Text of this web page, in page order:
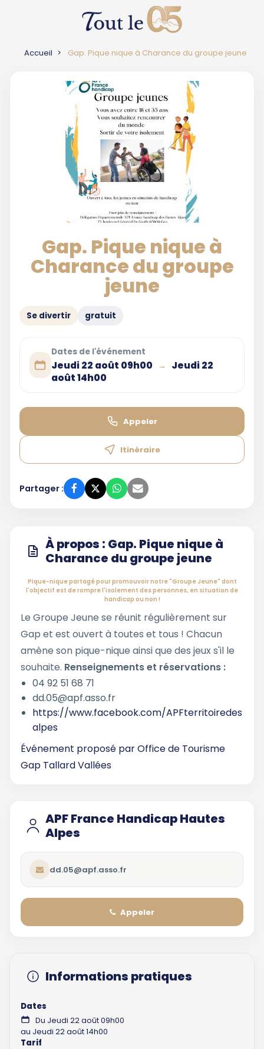
Accueil Gap. Pique nique à Charance du groupe jeune
Gap. Pique nique à
Charance du groupe
jeune
Se divertir gratuit
Dates de l'événement
Jeudi 22 août 09h00 →
Jeudi 22
août 14h00
Appeler
Itinéraire
Partager :
À propos : Gap. Pique nique à
Charance du groupe jeune
Pique-nique partagé pour promouvoir notre "Groupe Jeune" dont
l'objectif est de rompre l'isolement des personnes, en situation de
handicap ou non !
Le Groupe Jeune se réunit régulièrement sur
Gap et est ouvert à toutes et tous ! Chacun
amène son pique-nique ainsi que des jeux s'il le
souhaite. Renseignements et réservations :
04 92 51 68 71
dd.05@apf.asso.fr
https://www.facebook.com/APFterritoiredes
alpes
Événement proposé parOffice de Tourisme
Gap Tallard Vallées
APF France Handicap Hautes
Alpes
dd.05@apf.asso.fr
Appeler
Informations pratiques
Dates
Du Jeudi 22 août 09h00
au Jeudi 22 août 14h00
Tarif